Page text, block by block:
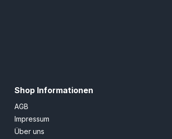
Shop Informationen
AGB
Impressum
Über uns